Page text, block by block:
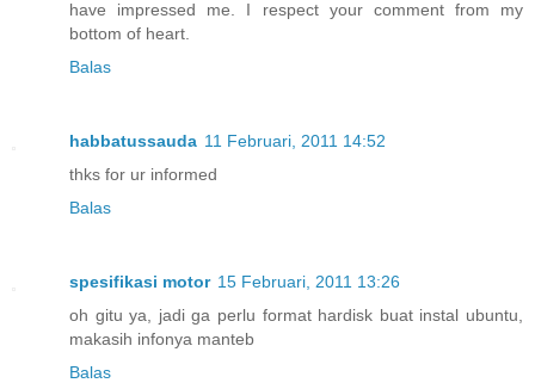
have impressed me. I respect your comment from my
bottom of heart.
Balas
habbatussauda 11 Februari, 2011 14:52
thks for ur informed
Balas
spesifikasi motor 15 Februari, 2011 13:26
oh gitu ya, jadi ga perlu format hardisk buat instal ubuntu,
makasih infonya manteb
Balas